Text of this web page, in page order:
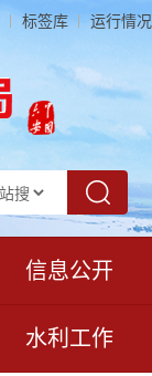
标签库 运行情况
信息公开
水利工作